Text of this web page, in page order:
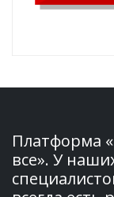
Платформа
все». У